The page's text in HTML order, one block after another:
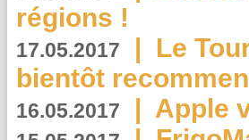
régions !
17.05.2017 | Le
bientôt
16.05.2017 | Apple